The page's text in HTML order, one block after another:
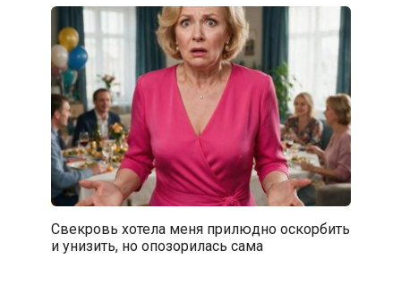
Свекровь хотела меня прилюдно оскорбить
и унизить, но опозорилась сама